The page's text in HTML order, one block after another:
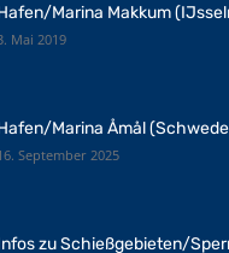
Marina Makkum
Mai 2019
Marina Åmål
September 2025
zu Schießgebieten/